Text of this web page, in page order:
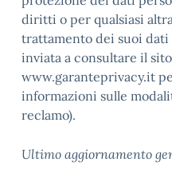
diritti o per qualsiasi
trattamento dei suoi dati
inviata a consultare il
www.garanteprivacy.it
informazioni sulle
reclamo).
Ultimo aggiornamento